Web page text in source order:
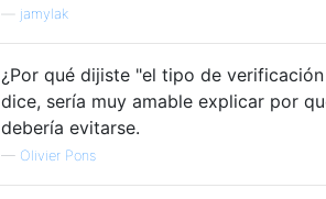
jamylak
¿Por qué dijiste "el tipo de
dice, sería muy amable explicar por
debería evitarse.
— Olivier Pons